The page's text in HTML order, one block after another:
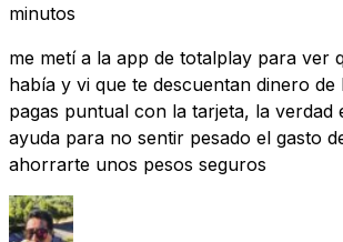
minutos
me metí a la app de totalplay para ver
había y vi que te descuentan dinero de
pagas puntual con la tarjeta, la verdad
ayuda para no sentir pesado el gasto
ahorrarte unos pesos seguros